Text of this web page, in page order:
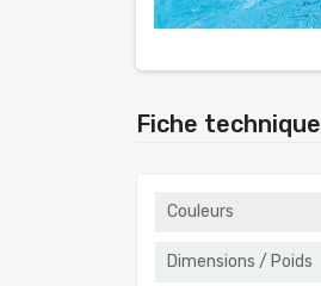
Fiche technique
Couleurs
Dimensions / Poids